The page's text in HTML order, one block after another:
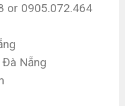
0905.072.464
Đà Nẵng